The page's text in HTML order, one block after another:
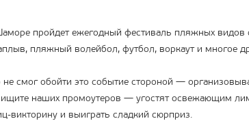
пройдет ежегодный фестиваль пляжных видов
пляжный волейбол, футбол, воркаут и многое
смог обойти это событие стороной —
ищите наших промоутеров — угостят освежающим
викторину и выиграть сладкий сюрприз.